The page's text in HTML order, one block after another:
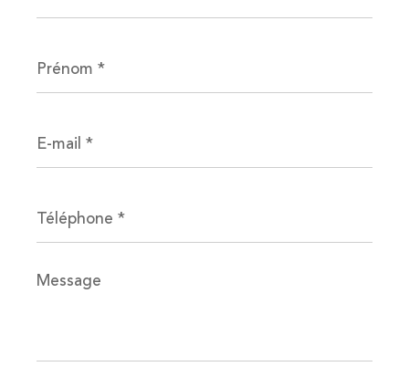
*
mail
*
*
Message
*